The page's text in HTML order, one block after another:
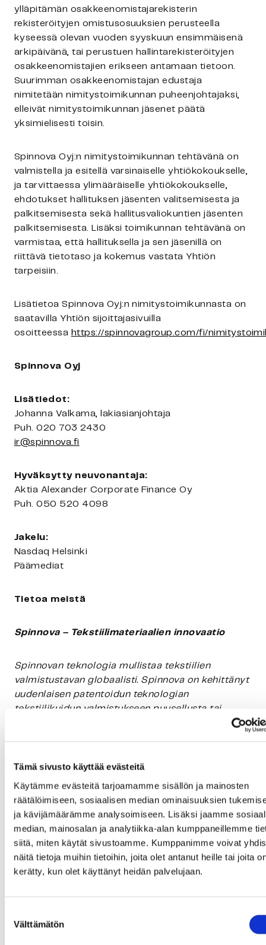
Tämä sivusto käyttää evästeitä
Käytämme evästeitä tarjoamamme sisällön ja mainosten
räätälöimiseen, sosiaalisen median ominaisuuksien
ja kävijämäärämme analysoimiseen. Lisäksi jaamme
median, mainosalan ja analytiikka-alan kumppaneillemme
siitä, miten käytät sivustoamme. Kumppanimme voivat
näitä tietoja muihin tietoihin, joita olet antanut heille tai joita
kerätty, kun olet käyttänyt heidän palvelujaan.
valinta
Välttämätön
ylläpitämän osakkeenomistajarekisterin
rekisteröityjen omistusosuuksien perusteella
kyseessä olevan vuoden syyskuun ensimmäisenä
arkipäivänä, tai perustuen hallintarekisteröityjen
osakkeenomistajien erikseen antamaan tietoon.
Suurimman osakkeenomistajan edustaja
nimitetään nimitystoimikunnan puheenjohtajaksi,
elleivät nimitystoimikunnan jäsenet päätä
yksimielisesti toisin.
Spinnova Oyj:n nimitystoimikunnan tehtävänä on
valmistella ja esitellä varsinaiselle yhtiökokoukselle,
ja tarvittaessa ylimääräiselle yhtiökokoukselle,
ehdotukset hallituksen jäsenten valitsemisesta ja
palkitsemisesta sekä hallitusvaliokuntien jäsenten
palkitsemisesta. Lisäksi toimikunnan tehtävänä on
varmistaa, että hallituksella ja sen jäsenillä on
riittävä tietotaso ja kokemus vastata Yhtiön
tarpeisiin.
Lisätietoa Spinnova Oyj:n nimitystoimikunnasta on
saatavilla Yhtiön sijoittajasivuilla
osoitteessa https://spinnovagroup.com/fi/
Spinnova Oyj
Lisätiedot:
Johanna Valkama, lakiasianjohtaja
Puh. 020 703 2430
ir@spinnova.fi
Hyväksytty neuvonantaja:
Aktia Alexander Corporate Finance Oy
Puh. 050 520 4098
Jakelu:
Nasdaq Helsinki
Päämediat
Tietoa meistä
Spinnova – Tekstiilimateriaalien innovaatio
Spinnovan teknologia mullistaa tekstiilien
valmistustavan globaalisti. Spinnova on kehittänyt
uudenlaisen patentoidun teknologian
tekstiilikuidun valmistukseen puusellusta tai
Spinnovan teknologiasta ei synny sivuvirtoja
kuidun tuotantoprosessissa, ja SPINNOVA®-kuidun
CO2-päästöt ja vedenkulutus ovat minimaaliset.
Kuitu on myös maatuvaa sekä kierrätettävää.
Spinnovan teknologia käyttää mekaanista
prosessia, jonka ansiosta kuidun ominaisuudet,
kuten ulkonäkö ja tuntuma, vastaavat luonnollisia